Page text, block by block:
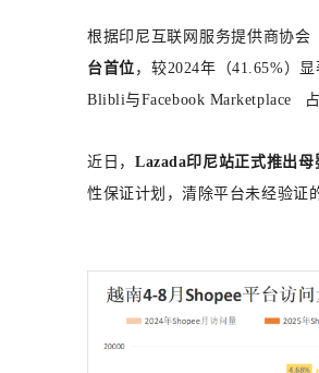
根据印尼互联网服务提供商协会
台首位 ，较2024年（41.65%）显
Blibli与Facebook Marketplace
近日， Lazada印尼站正式推出
性保证计划，清除平台未经验证